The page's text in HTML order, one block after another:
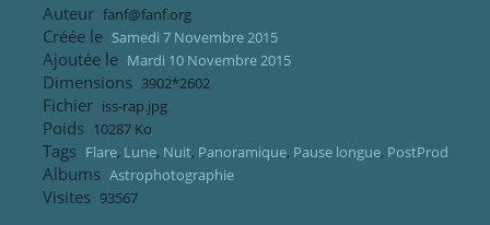
Auteur fanf@fanf.org
Créée le Samedi 7 Novembre 2015
Ajoutée le Mardi 10 Novembre 2015
Dimensions 3902*2602
Fichier iss-rap.jpg
Poids 10287 Ko
Tags Flare, Lune, Nuit, Panoramique, Pause longue, PostProd
Albums Astrophotographie
Visites 93567